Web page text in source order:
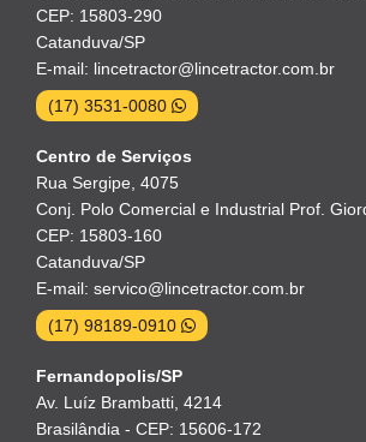
CEP: 15803-290
Catanduva/SP
E-mail: lincetractor@lincetractor.com.br
(17) 3531-0080
Centro de Serviços
Rua Sergipe, 4075
Conj. Polo Comercial e Industrial Prof.
CEP: 15803-160
Catanduva/SP
E-mail: servico@lincetractor.com.br
(17) 98189-0910
Fernandopolis/SP
Av. Luíz Brambatti, 4214
Brasilândia - CEP: 15606-172